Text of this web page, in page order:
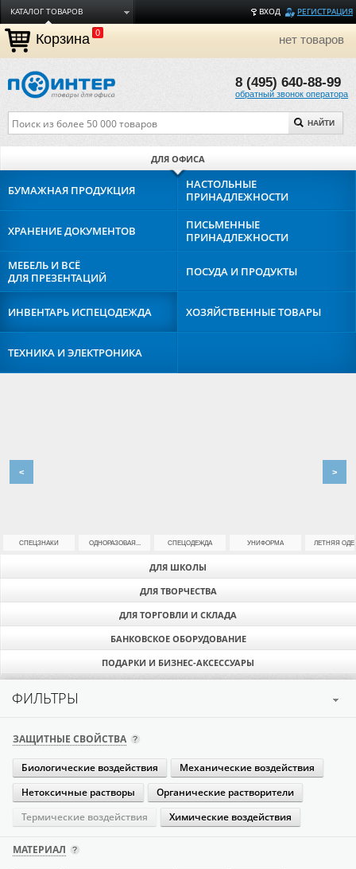
ВХОД РЕГИСТРАЦИЯ
КАТАЛОГ ТОВАРОВ
ДОСТАВКА
ОПЛАТА
ТОРГОВЫЕ МАРКИ
О КОМПАНИИ
Корзина 0 нет товаров
8 (495) 640-88-99
обратный звонок оператора
НАЙТИ
ДЛЯ ОФИСА
ДЛЯ ШКОЛЫ
ДЛЯ ТВОРЧЕСТВА
ДЛЯ ТОРГОВЛИ И СКЛАДА
БАНКОВСКОЕ ОБОРУДОВАНИЕ
ПОДАРКИ И БИЗНЕС-АКСЕССУАРЫ
БУМАЖНАЯ ПРОДУКЦИЯ
НАСТОЛЬНЫЕ
ПРИНАДЛЕЖНОСТИ
ХРАНЕНИЕДОКУМЕНТОВ
ПИСЬМЕННЫЕ
ПРИНАДЛЕЖНОСТИ
МЕБЕЛЬ И ВСЁ
ДЛЯ ПРЕЗЕНТАЦИЙ
ПОСУДА И ПРОДУКТЫ
ИНВЕНТАРЬ ИСПЕЦОДЕЖДА ХОЗЯЙСТВЕННЫЕТОВАРЫ
ТЕХНИКА ИЭЛЕКТРОНИКА
СПЕЦЗНАКИ ОДНОРАЗОВАЯ... СПЕЦОДЕЖДА УНИФОРМА ЛЕТНЯЯ
< >
ФИЛЬТРЫ
ЗАЩИТНЫЕ СВОЙСТВА
Биологические воздействия
Механические воздействия
Нетоксичные растворы
Органические растворители
Термические воздействия
Химические воздействия
МАТЕРИАЛ